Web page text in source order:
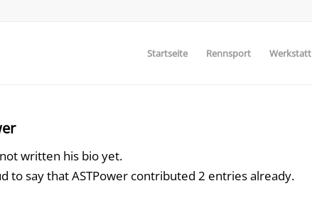
Startseite Rennsport Werkstatt
written his bio yet.
to say thatASTPower contributed 2 entries already.